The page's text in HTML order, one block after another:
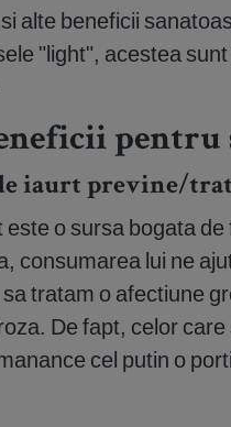
alte beneficii
"light", acestea
pentru
iaurt previne/
este o sursa bogata
consumarea lui ne
tratam o afectiune
De fapt, celor
cel putin o